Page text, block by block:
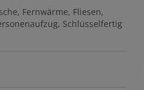
Fernwärme Fliesen
Schlüsselfertig